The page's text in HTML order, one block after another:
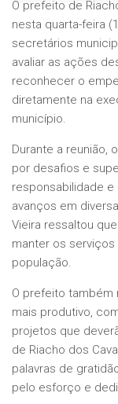
O prefeito de
nesta quarta-feira
secretários
avaliar as ações
reconhecer o
diretamente na
município.
Durante a reunião,
por desafios e
responsabilidade e
avanços em
Vieira ressaltou
manter os
população.
O prefeito também
mais produtivo,
projetos que
de Riacho dos
palavras de
pelo esforço e